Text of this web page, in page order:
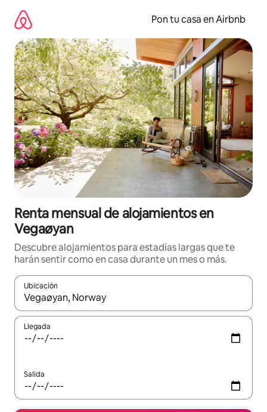
contenido
Pon tu casa en Airbnb
Renta mensual de alojamientos en
Vegaøyan
Descubre alojamientos para estadías largas que te
harán sentir como en casa durante un mes o más.
Ubicación
Cuando los resultados estén disponibles, navega con las
Llegada
Salida